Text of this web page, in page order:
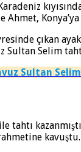
çıkan
Sultan Selim
Sultan
ile tahtı